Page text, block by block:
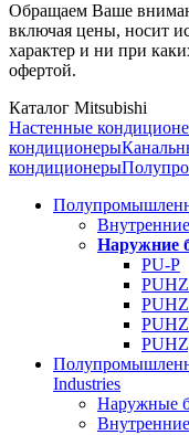
Обращаем Ваше
включая цены, носит
характер и ни при
офертой.
Каталог Mitsubishi
Настенные
кондиционеры
кондиционеры
Наружние
PU-P
Industries
Наружные